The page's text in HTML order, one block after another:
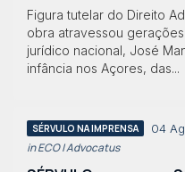
Figura tutelar do Direito
obra atravessou
jurídico nacional, José
infância nos Açores, das...
SÉRVULO NA IMPRENSA 04
in ECO | Advocatus